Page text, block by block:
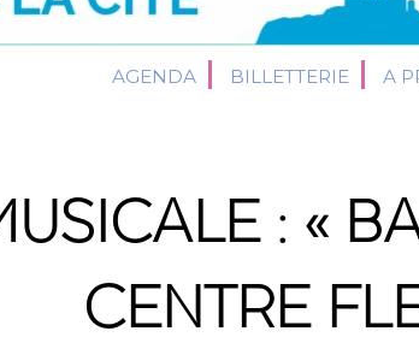
AGENDA BILLETTERIE A
: «
CENTRE